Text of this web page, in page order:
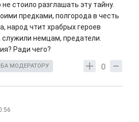
стоило разглашать эту тайну.
предками, полгорода в честь
народ чтит храбрых героев
служили немцам, предатели.
Ради чего?
0
МОДЕРАТОРУ